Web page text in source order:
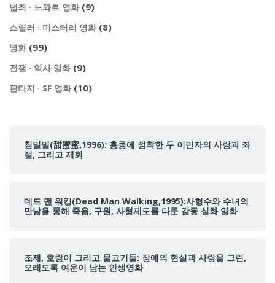
범죄 · 느와르 영화(9)
스릴러 · 미스터리 영화(8)
영화(99)
전쟁 · 역사 영화(9)
판타지 · SF 영화(10)
첨밀밀(甜蜜蜜,1996): 홍콩에 정착한 두 이민자의 사랑과 좌
절, 그리고 재회
데드 맨 워킹(Dead Man Walking,1995):사형수와 수녀의
만남을 통해 죽음, 구원, 사형제도를 다룬 감동 실화 영화
조제, 호랑이 그리고 물고기들: 장애의 현실과 사랑을 그린,
오래도록 여운이 남는 인생영화